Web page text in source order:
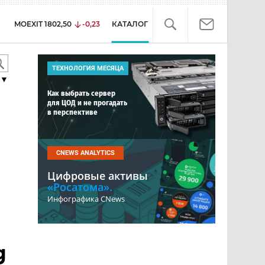
MOEXIT 1802,50 -0,23 КАТАЛОГ
ТЕХНОЛОГИЯ МЕСЯЦА
Как выбрать сервер
для ЦОД и не прогадать
в перспективе
CNEWS ANALYTICS
Цифровые активы
«Росатома».
Инфографика CNews